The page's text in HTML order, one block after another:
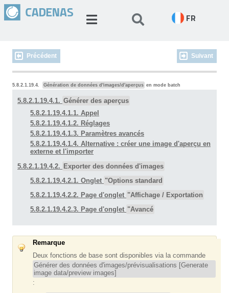
FR
Précédent Suivant
5.8.2.1.19.4. Génération de données d'images/d'aperçus en mode batch
5.8.2.1.19.4.1. Générer des aperçus
5.8.2.1.19.4.1.1. Appel
5.8.2.1.19.4.1.2. Réglages
5.8.2.1.19.4.1.3. Paramètres avancés
5.8.2.1.19.4.1.4. Alternative : créer une image d'aperçu en
externe et l'importer
5.8.2.1.19.4.2. Exporter des données d'images
5.8.2.1.19.4.2.1. Onglet "Options standard
5.8.2.1.19.4.2.2. Page d'onglet "Affichage / Exportation
5.8.2.1.19.4.2.3. Page d'onglet "Avancé
Remarque
Deux fonctions de base sont disponibles via la commande
Générer des données d'images/prévisualisations [Generate
image data/preview images]
: